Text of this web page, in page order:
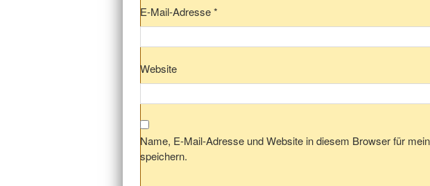
E-Mail-Adresse*
Website
Name, E-Mail-Adresse und Website in diesem Browser für
speichern.